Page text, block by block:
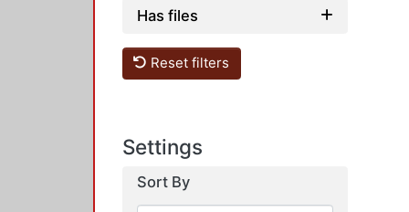
Has files
Reset filters
Settings
Sort By